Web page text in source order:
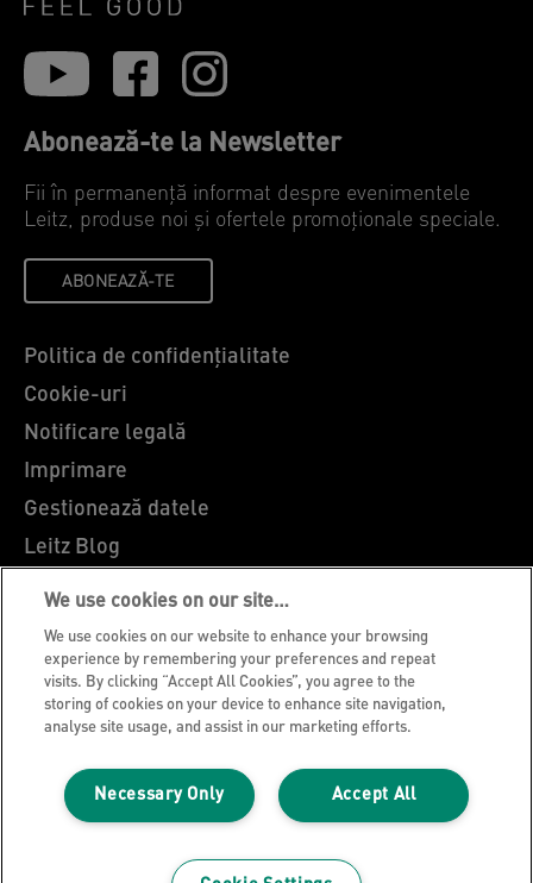
Abonează-te la Newsletter
Fii în permanență informat despre evenimentele
Leitz, produse noi și ofertele promoționale speciale.
ABONEAZĂ-TE
Politica de confidențialitate
Cookie-uri
Notificare legală
Imprimare
Gestionează datele
Leitz Blog
Cariere
Leitz EasyPrint
Asistență pentru clienți
Ghidul de reciclare al ambalajelor
Condiții de garanție
Declarații de conformitate
Harta site-ului
© 2026 ACCO Brands
We use cookies on our site…
We use cookies on our website to enhance your browsing
experience by remembering your preferences and repeat
visits. By clicking “Accept All Cookies”, you agree to the
storing of cookies on your device to enhance site navigation,
analyse site usage, and assist in our marketing efforts.
Accept All
Necessary Only